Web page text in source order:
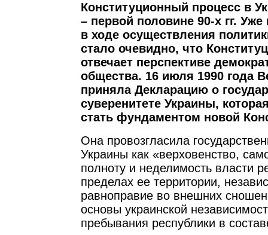
Конституционный процесс в
– первой половине 90-х гг. Уже
в ходе осуществления
стало очевидно, что
отвечает перспективе
общества. 16 июля 1990 года
приняла Декларацию о
суверенитете Украины,
стать фундаментом новой
Она провозгласила
Украины как «верховенство,
полноту и неделимость власти
пределах ее территории,
равноправие во внешних
основы украинской
пребывания республики в